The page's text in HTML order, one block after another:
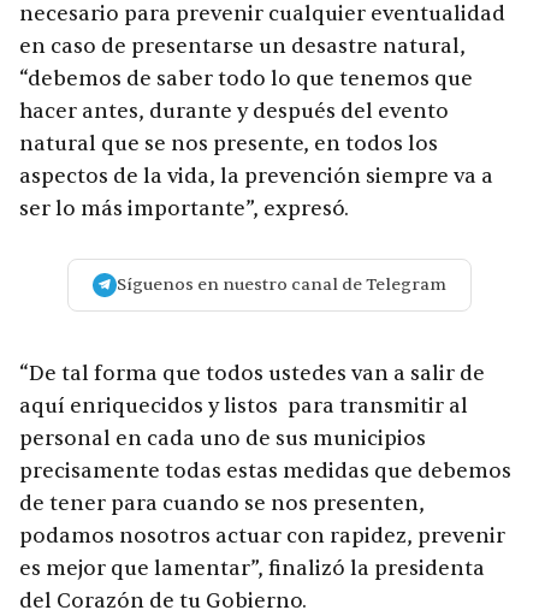
necesario para prevenir cualquier eventualidad
en caso de presentarse un desastre natural,
“debemos de saber todo lo que tenemos que
hacer antes, durante y después del evento
natural que se nos presente, en todos los
aspectos de la vida, la prevención siempre va a
ser lo más importante”, expresó.
Síguenos en nuestro canal de Telegram
“De tal forma que todos ustedes van a salir de
aquí enriquecidos y listos para transmitir al
personal en cada uno de sus municipios
precisamente todas estas medidas que debemos
de tener para cuando se nos presenten,
podamos nosotros actuar con rapidez, prevenir
es mejor que lamentar”, finalizó la presidenta
del Corazón de tu Gobierno.